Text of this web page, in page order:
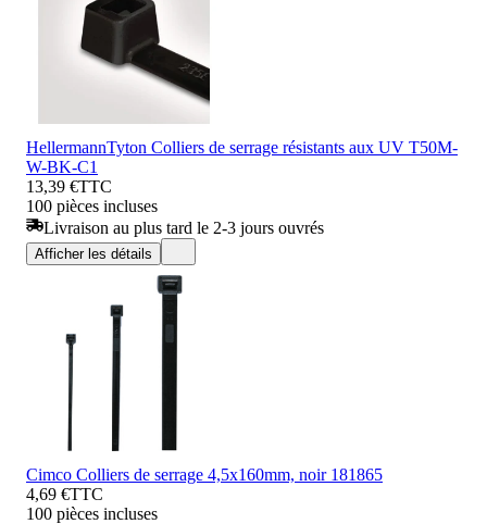
HellermannTyton Colliers de serrage résistants aux UV T50M-
W-BK-C1
13,39 €TTC
100 pièces incluses
Livraison au plus tard le 2-3 jours ouvrés
Afficher les détails
Cimco Colliers de serrage 4,5x160mm, noir 181865
4,69 €TTC
100 pièces incluses